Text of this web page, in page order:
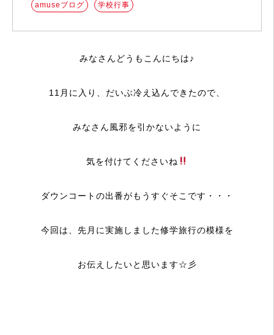
amuseブログ 学校行事
みなさんどうもこんにちは♪
11月に入り、だいぶ冷え込んできたので、
みなさん風邪を引かないように
気を付けてくださいね
ダウンコートの出番がもうすぐそこです・・・
今回は、先月に実施しました修学旅行の模様を
お伝えしたいと思います☆彡